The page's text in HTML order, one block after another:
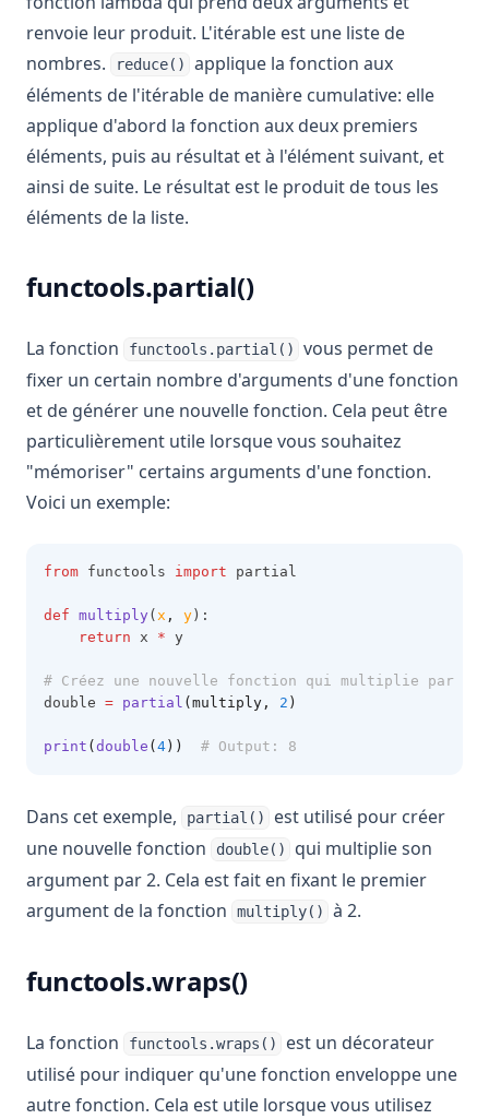
renvoie leur produit. L'itérable est une liste de
nombres.
reduce()
applique la fonction aux
éléments de l'itérable de manière cumulative: elle
applique d'abord la fonction aux deux premiers
éléments, puis au résultat et à l'élément suivant, et
ainsi de suite. Le résultat est le produit de tous les
éléments de la liste.
functools.partial()
La fonction functools.partial()
vous permet de
fixer un certain nombre d'arguments d'une fonction
et de générer une nouvelle fonction. Cela peut être
particulièrement utile lorsque vous souhaitez
"mémoriser" certains arguments d'une fonction.
Voici un exemple:
from functools import partial
def multiply ( x , y ):
return x * y
# Créez une nouvelle fonction qui multiplie par 2
double = partial (multiply, 2 )
print ( double ( 4 )) # Output: 8
Dans cet exemple, partial()
est utilisé pour créer
une nouvelle fonction
double()
qui multiplie son
argument par 2. Cela est fait en fixant le premier
argument de la fonction
multiply() à 2.
functools.wraps()
La fonction functools.wraps()
est un décorateur
utilisé pour indiquer qu'une fonction enveloppe une
autre fonction. Cela est utile lorsque vous utilisez